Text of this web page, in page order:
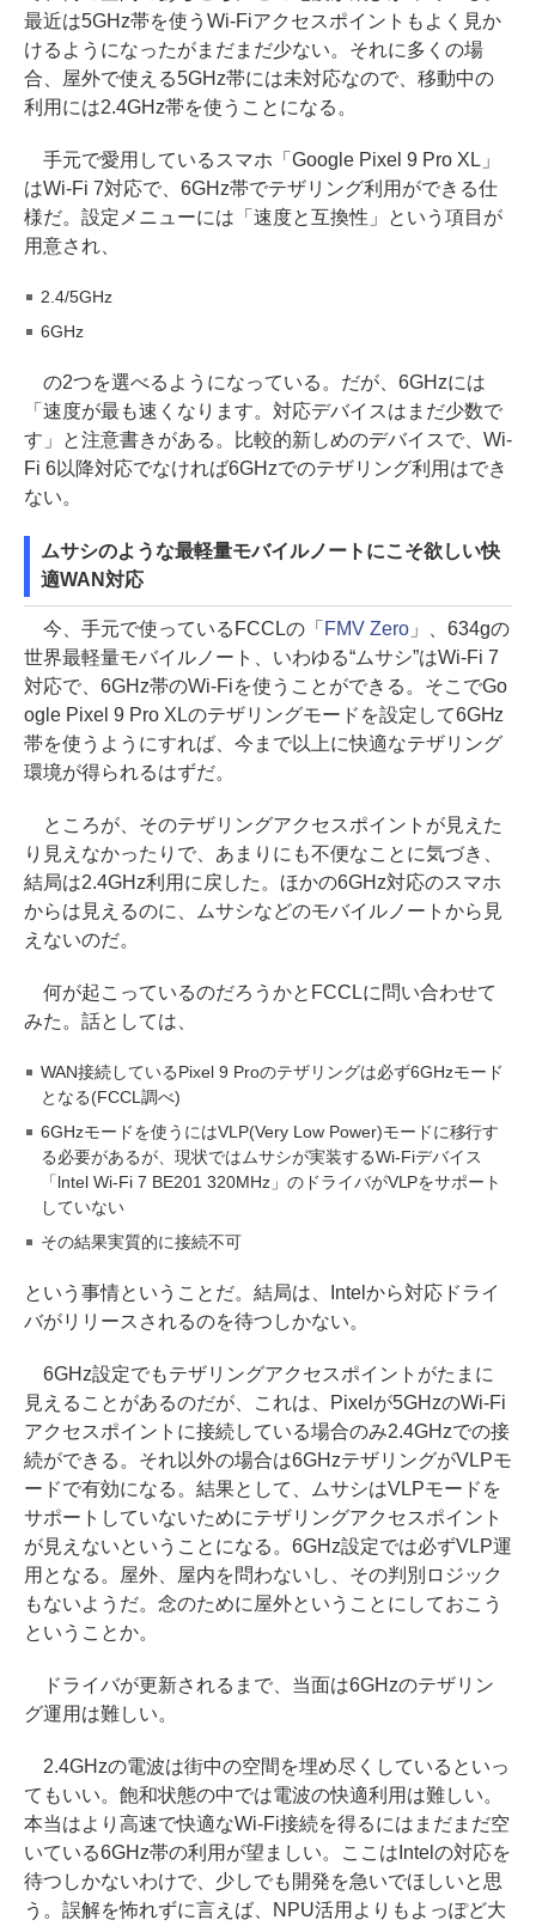
最近は5GHz帯を使うWi-Fiアクセスポイントもよく見か
けるようになったがまだまだ少ない。それに多くの場
合、屋外で使える5GHz帯には未対応なので、移動中の
利用には2.4GHz帯を使うことになる。
手元で愛用しているスマホ「Google Pixel 9 Pro XL」
はWi-Fi 7対応で、6GHz帯でテザリング利用ができる仕
様だ。設定メニューには「速度と互換性」という項目が
用意され、
2.4/5GHz
6GHz
の2つを選べるようになっている。だが、6GHzには
「速度が最も速くなります。対応デバイスはまだ少数で
す」と注意書きがある。比較的新しめのデバイスで、Wi-
Fi 6以降対応でなければ6GHzでのテザリング利用はでき
ない。
ムサシのような最軽量モバイルノートにこそ欲しい快
適WAN対応
今、手元で使っているFCCLの「 FMV Zero」、634gの
世界最軽量モバイルノート、いわゆる“ムサシ”はWi-Fi 7
対応で、6GHz帯のWi-Fiを使うことができる。そこでGo
ogle Pixel 9 Pro XLのテザリングモードを設定して6GHz
帯を使うようにすれば、今まで以上に快適なテザリング
環境が得られるはずだ。
ところが、そのテザリングアクセスポイントが見えた
り見えなかったりで、あまりにも不便なことに気づき、
結局は2.4GHz利用に戻した。ほかの6GHz対応のスマホ
からは見えるのに、ムサシなどのモバイルノートから見
えないのだ。
何が起こっているのだろうかとFCCLに問い合わせて
みた。話としては、
WAN接続しているPixel 9 Proのテザリングは必ず6GHzモード
となる(FCCL調べ)
6GHzモードを使うにはVLP(Very Low Power)モードに移行す
る必要があるが、現状ではムサシが実装するWi-Fiデバイス
「lntel Wi-Fi 7 BE201 320MHz」のドライバがVLPをサポート
していない
その結果実質的に接続不可
という事情ということだ。結局は、Intelから対応ドライ
バがリリースされるのを待つしかない。
6GHz設定でもテザリングアクセスポイントがたまに
見えることがあるのだが、これは、Pixelが5GHzのWi-Fi
アクセスポイントに接続している場合のみ2.4GHzでの接
続ができる。それ以外の場合は6GHzテザリングがVLPモ
ードで有効になる。結果として、ムサシはVLPモードを
サポートしていないためにテザリングアクセスポイント
が見えないということになる。6GHz設定では必ずVLP運
用となる。屋外、屋内を問わないし、その判別ロジック
もないようだ。念のために屋外ということにしておこう
ということか。
ドライバが更新されるまで、当面は6GHzのテザリン
グ運用は難しい。
2.4GHzの電波は街中の空間を埋め尽くしているといっ
てもいい。飽和状態の中では電波の快適利用は難しい。
本当はより高速で快適なWi-Fi接続を得るにはまだまだ空
いている6GHz帯の利用が望ましい。ここはIntelの対応を
待つしかないわけで、少しでも開発を急いでほしいと思
う。誤解を怖れずに言えば、NPU活用よりもよっぽど大